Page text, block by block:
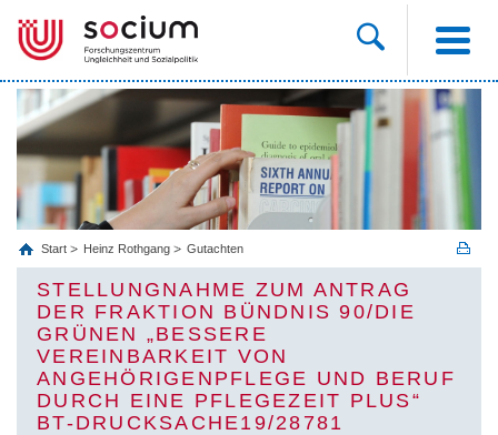
Start Heinz Rothgang Gutachten
STELLUNGNAHME ZUM ANTRAG
DER FRAKTION BÜNDNIS 90/DIE
GRÜNEN „BESSERE
VEREINBARKEIT VON
ANGEHÖRIGENPFLEGE UND BERUF
DURCH EINE PFLEGEZEIT PLUS“
BT-DRUCKSACHE19/28781